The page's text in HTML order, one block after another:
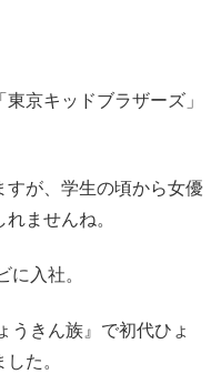
京キッドブラザーズ」
すが、学生の頃から女優
ませんね。
に入社。
うきん族』で初代ひょ
た。